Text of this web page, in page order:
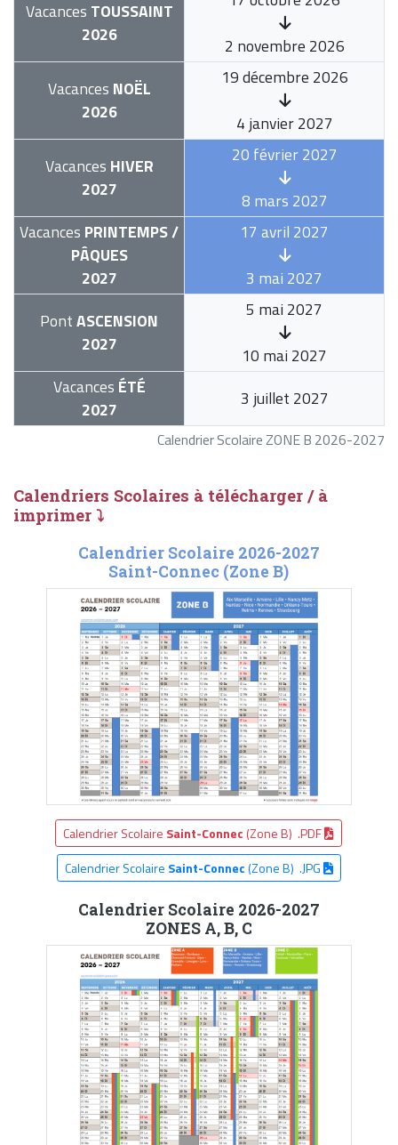
Calendrier Scolaire ZONE B 2026-2027
Vacances TOUSSAINT
2026
2 novembre 2026
Vacances NOËL
2026
19 décembre 2026
4 janvier 2027
Vacances HIVER
2027
20 février 2027
8 mars 2027
Vacances PRINTEMPS /
PÂQUES
2027
17 avril 2027
3 mai 2027
PontASCENSION
2027
5 mai 2027
10 mai 2027
Vacances ÉTÉ
2027
3 juillet 2027
Calendriers Scolaires à télécharger / à
imprimer ⤵
Calendrier Scolaire 2026-2027
Saint-Connec (Zone B)
Calendrier Scolaire Saint-Connec (Zone B) .PDF
Calendrier Scolaire Saint-Connec(Zone B) .JPG
Calendrier Scolaire 2026-2027
ZONES A, B, C